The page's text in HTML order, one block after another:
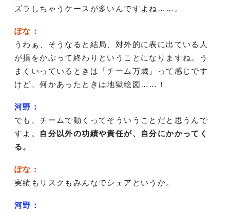
ズラしちゃうケースが多いんですよね……。
ぽな：
うわぁ、そうなると結局、対外的に表に出ている人
が損をかぶって終わりということになりますね。う
まくいっているときは「チーム万歳」って感じです
けど、何かあったときは地獄絵図……！
河野：
でも、チームで動くってそういうことだと思うんで
すよ。
自分以外の功績や責任が、自分にかかってく
る。
ぽな：
実績もリスクもみんなでシェアというか。
河野：